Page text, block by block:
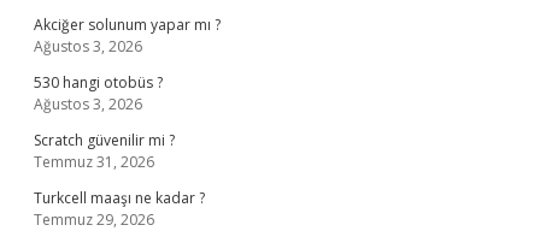
Akciğer solunum yapar mı ?
Ağustos 3, 2026
530 hangi otobüs ?
Ağustos 3, 2026
Scratch güvenilir mi ?
Temmuz 31, 2026
Turkcell maaşı ne kadar ?
Temmuz 29, 2026